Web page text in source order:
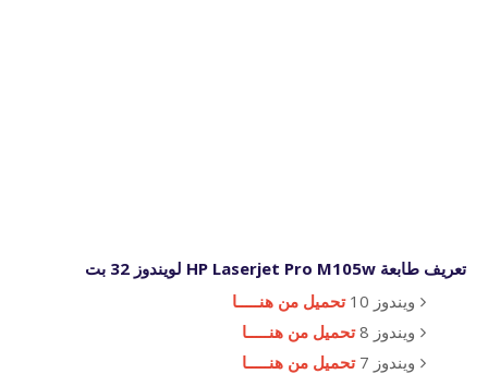
تعريف طابعة HP Laserjet Pro M105w لويندوز 32 بت
ويندوز 10
تحميل من هنـــــا
ويندوز 8
تحميل من هنـــــا
ويندوز 7
تحميل من هنـــــا